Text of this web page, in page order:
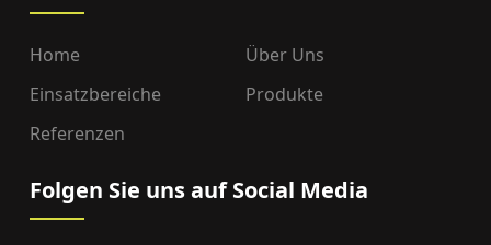
Home
Über Uns
Einsatzbereiche
Produkte
Referenzen
Folgen Sie uns auf Social Media